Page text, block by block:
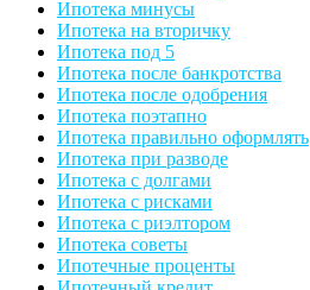
Ипотека минусы
Ипотека на вторичку
Ипотека под 5
Ипотека после банкротства
Ипотека после одобрения
Ипотека поэтапно
Ипотека правильно оформлять
Ипотека при разводе
Ипотека с долгами
Ипотека с рисками
Ипотека с риэлтором
Ипотека советы
Ипотечные проценты